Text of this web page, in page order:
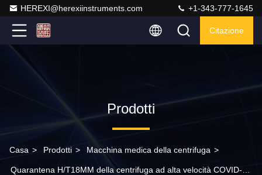
HEREXI@herexiinstruments.com +1-343-777-1645
Citazione
Prodotti
Casa > Prodotti > Macchina medica della centrifuga >
Quarantena H/T18MM della centrifuga ad alta velocità COVID-19